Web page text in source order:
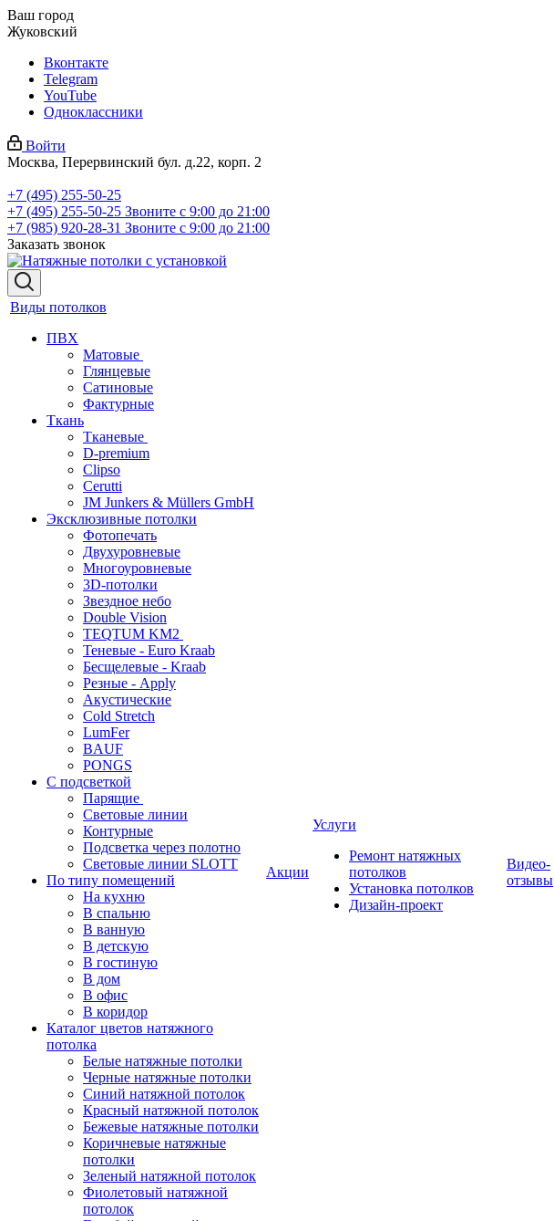
Ваш город
Жуковский
Вконтакте
Telegram
YouTube
Одноклассники
Войти
Москва, Перервинский бул. д.22, корп. 2
+7 (495) 255-50-25
+7 (495) 255-50-25 Звоните с 9:00 до 21:00
+7 (985) 920-28-31 Звоните с 9:00 до 21:00
Заказать звонок
Виды потолков
ПВХ
Матовые
Глянцевые
Сатиновые
Фактурные
Ткань
Тканевые
D-premium
Clipso
Cerutti
JM Junkers & Müllers GmbH
Эксклюзивные потолки
Фотопечать
Двухуровневые
Многоуровневые
3D-потолки
Звездное небо
Double Vision
TEQTUM KM2
Теневые - Euro Kraab
Бесщелевые - Kraab
Резные - Apply
Акустические
Cold Stretch
LumFer
BAUF
PONGS
С подсветкой
Парящие
Световые линии
Контурные
Подсветка через полотно
Световые линии SLOTT
По типу помещений
На кухню
В спальню
В ванную
В детскую
В гостиную
В дом
В офис
В коридор
Каталог цветов натяжного
потолка
Белые натяжные потолки
Черные натяжные потолки
Синий натяжной потолок
Красный натяжной потолок
Бежевые натяжные потолки
Коричневые натяжные
потолки
Зеленый натяжной потолок
Фиолетовый натяжной
потолок
Акции
Услуги
Ремонт натяжных
потолков
Установка потолков
Дизайн-проект
Видео-
отзывы